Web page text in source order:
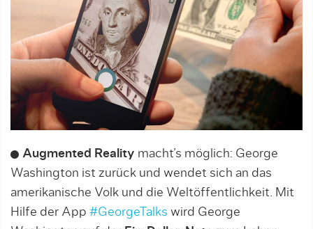
Augmented Reality macht’s möglich: George
Washington ist zurück und wendet sich an das
amerikanische Volk und die Weltöffentlichkeit. Mit
Hilfe der App #GeorgeTalks wird George